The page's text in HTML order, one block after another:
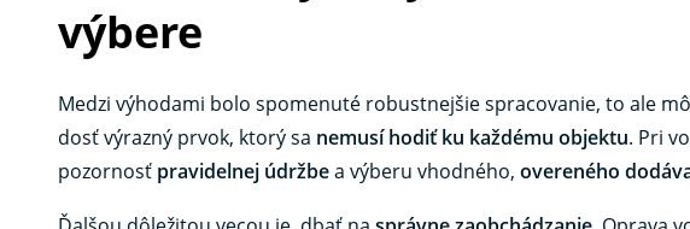
výbere
Medzi výhodami bolo spomenuté robustnejšie spracovanie, to ale
dosť výrazný prvok, ktorý sa nemusí hodiť ku každému objektu . Pri
pozornosť pravidelnej údržbea výberu vhodného, ​​ overeného
Ďalšou dôležitou vecou je, dbať na správne zaobchádzanie . Oprava